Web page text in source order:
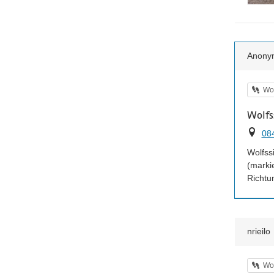
Ort
nrieilo